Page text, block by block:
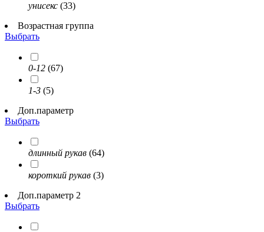
унисекс (33)
Возрастная группа
Выбрать
0-12 (67)
1-3 (5)
Доп.параметр
Выбрать
длинный рукав (64)
короткий рукав (3)
Доп.параметр 2
Выбрать